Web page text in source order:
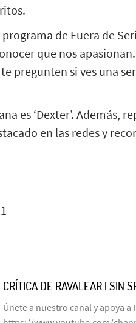
de Fuera de
que nos
pregunten si ves una
es ‘Dexter’. Además,
en las redes y
CRÍTICA DE RAVALEAR | SIN
Únete a nuestro canal y apoya a